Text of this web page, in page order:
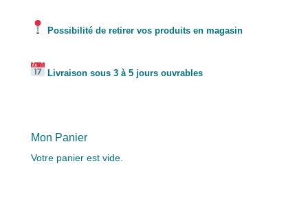
Possibilité de retirer vos produits en magasin
Livraison sous 3 à 5 jours ouvrables
Mon Panier
Votre panier est vide.